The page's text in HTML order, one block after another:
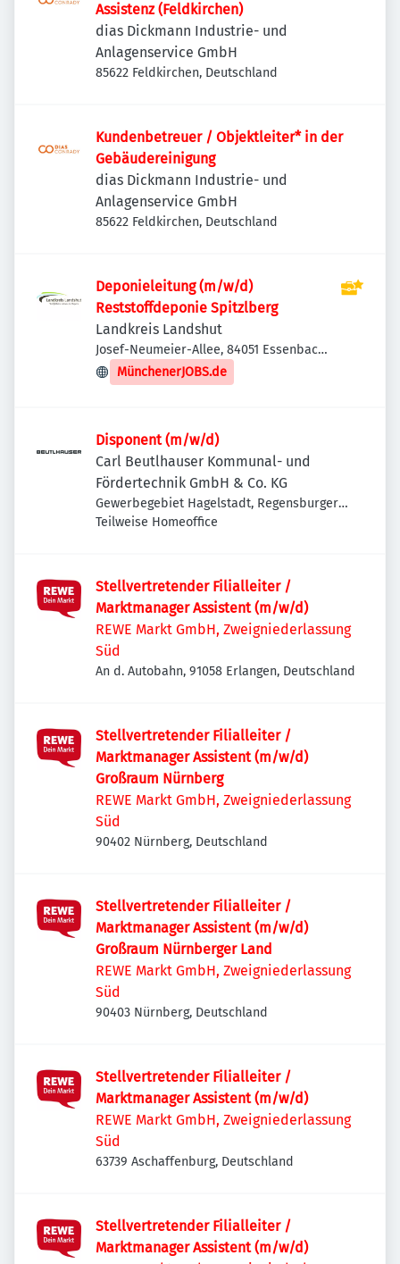
Assistenz (Feldkirchen)
dias Dickmann Industrie- und
Anlagenservice GmbH
85622 Feldkirchen, Deutschland
Kundenbetreuer / Objektleiter* in der
Gebäudereinigung
dias Dickmann Industrie- und
Anlagenservice GmbH
85622 Feldkirchen, Deutschland
Deponieleitung (m/w/d)
Reststoffdeponie Spitzlberg
Landkreis Landshut
Josef-Neumeier-Allee, 84051 Essenbach,
Deutschland
MünchenerJOBS.de
Disponent (m/w/d)
Carl Beutlhauser Kommunal- und
Fördertechnik GmbH & Co. KG
Gewerbegebiet Hagelstadt, Regensburger
Str. 23, 93095 Hagelstadt, Deutschland
Teilweise Homeoffice
Stellvertretender Filialleiter /
Marktmanager Assistent (m/w/d)
REWE Markt GmbH, Zweigniederlassung
Süd
An d. Autobahn, 91058 Erlangen, Deutschland
Stellvertretender Filialleiter /
Marktmanager Assistent (m/w/d)
Großraum Nürnberg
REWE Markt GmbH, Zweigniederlassung
Süd
90402 Nürnberg, Deutschland
Stellvertretender Filialleiter /
Marktmanager Assistent (m/w/d)
Großraum Nürnberger Land
REWE Markt GmbH, Zweigniederlassung
Süd
90403 Nürnberg, Deutschland
Stellvertretender Filialleiter /
Marktmanager Assistent (m/w/d)
REWE Markt GmbH, Zweigniederlassung
Süd
63739 Aschaffenburg, Deutschland
Stellvertretender Filialleiter /
Marktmanager Assistent (m/w/d)